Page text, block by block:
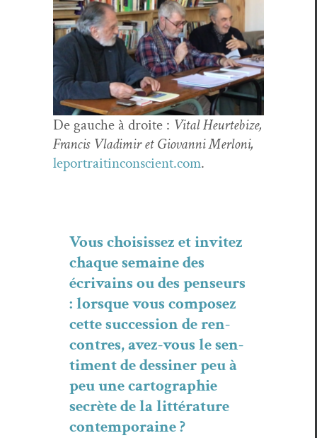
De gauche à droite : Vital Heur­te­bize,
Fran­cis Vladimir et Gio­van­ni Mer­loni,
leportraitinconscient.com.
Vous choi­sis­sez et invitez
chaque semaine des
écrivains ou des penseurs
: lorsque vous com­posez
cette suc­ces­sion de ren­
con­tres, avez-vous le sen­
ti­ment de dessin­er peu à
peu une car­togra­phie
secrète de la lit­téra­ture
contemporaine ?